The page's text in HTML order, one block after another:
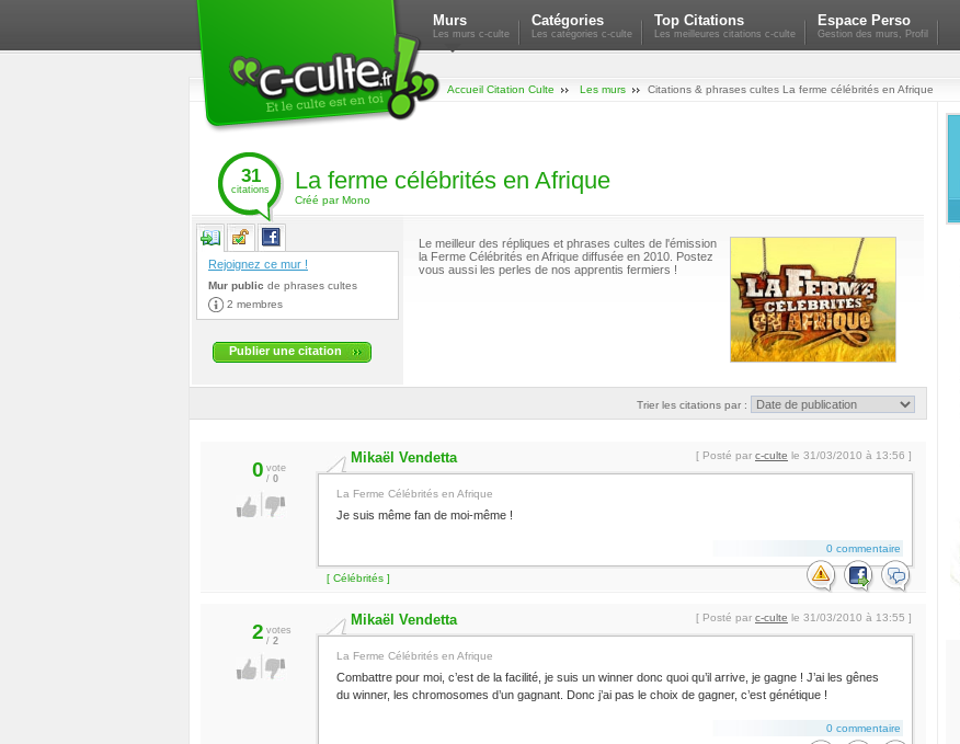
Murs
Les murs c-culte
Catégories
Les catégories c-culte
Top Citations
Les meilleures citations c-culte
Espace Perso
Gestion des murs, Profil
Accueil Citation Culte Les murs Citations & phrases cultes La ferme célébrités en Afrique
31
citations La ferme célébrités en Afrique
Créé par Mono
Rejoignez ce mur !
Mur public de phrases cultes
2 membres
Publier une citation
Le meilleur des répliques et phrases cultes de l'émission
la Ferme Célébrités en Afrique diffusée en 2010. Postez
vous aussi les perles de nos apprentis fermiers !
Trier les citations par :
0 vote
/ 0
Mikaël Vendetta [ Posté par c-culte le 31/03/2010 à 13:56 ]
La Ferme Célébrités en Afrique
Je suis même fan de moi-même !
0 commentaire
[ Célébrités ]
2 votes
/ 2
Mikaël Vendetta [ Posté par c-culte le 31/03/2010 à 13:55 ]
La Ferme Célébrités en Afrique
Combattre pour moi, c’est de la facilité, je suis un winner donc quoi qu’il arrive, je gagne ! J’ai les gênes
du winner, les chromosomes d’un gagnant. Donc j’ai pas le choix de gagner, c’est génétique !
0 commentaire